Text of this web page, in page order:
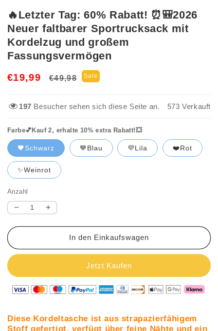
🔥Letzter Tag: 60% Rabatt! ⏰🎒2026
Neuer faltbarer Sportrucksack mit
Kordelzug und großem
Fassungsvermögen
€19,99
Normaler
€49,98 Verkaufspreis
Sale
197 Besucher sehen sich diese Seite an. 573 Verkauft
Farbe💕Kauf 2, erhalte 10% extra Rabatt!💥
🖤Schwarz 💙Blau 💜Lila ❤️Rot
✨Weinrot
Anzahl
Verringere
🔥
60%
Rabatt!
2026
Erhöhe
🔥
60%
Rabatt!
🎒
2026
In den Einkaufswagen
Jetzt Kaufen
Diese Kordeltasche ist aus strapazierfähigem
Stoff gefertigt, verfügt über feine Nähte und ein